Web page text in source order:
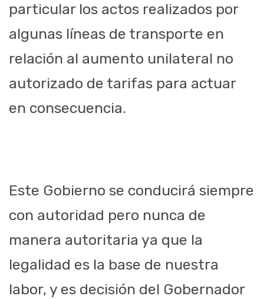
particular los actos realizados por
algunas líneas de transporte en
relación al aumento unilateral no
autorizado de tarifas para actuar
en consecuencia.
Este Gobierno se conducirá siempre
con autoridad pero nunca de
manera autoritaria ya que la
legalidad es la base de nuestra
labor, y es decisión del Gobernador